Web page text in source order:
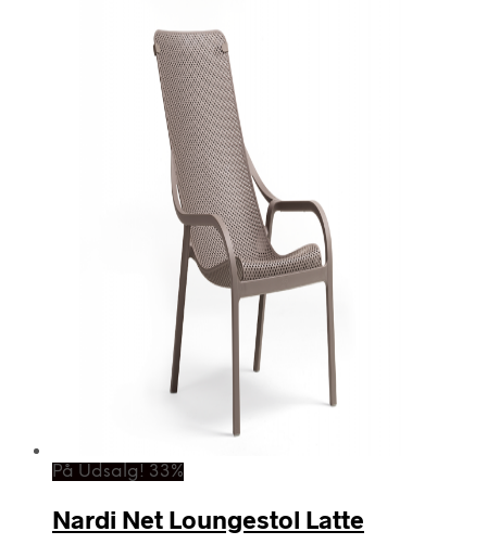
På Udsalg! 33%
Nardi Net Loungestol Latte